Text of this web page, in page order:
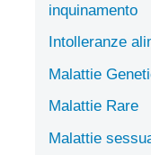
inquinamento
Intolleranze
Malattie
Malattie Rare
Malattie